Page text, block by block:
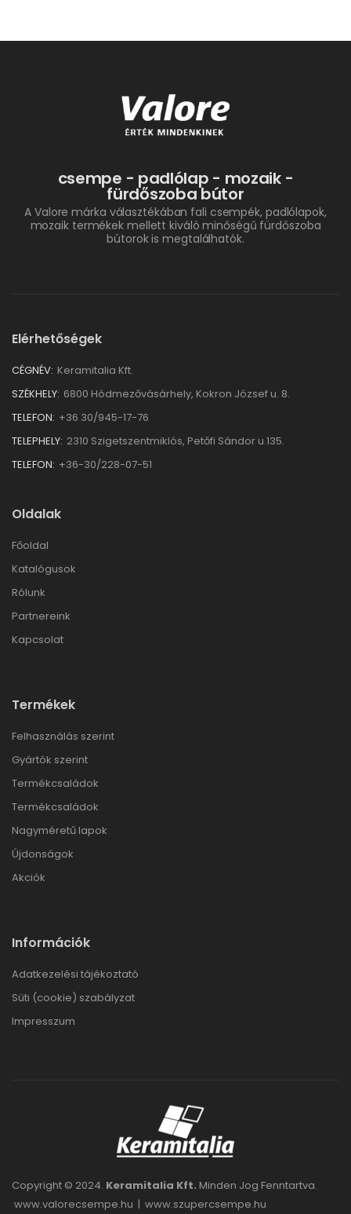
csempe - padlólap - mozaik -
fürdőszoba bútor
A Valore márka választékában fali csempék, padlólapok,
mozaik termékek mellett kiváló minőségű fürdőszoba
bútorok is megtalálhatók.
Elérhetőségek
CÉGNÉV: Keramitalia Kft.
SZÉKHELY: 6800 Hódmezővásárhely, Kokron József u. 8.
TELEFON: +36 30/945-17-76
TELEPHELY: 2310 Szigetszentmiklós, Petőfi Sándor u.135.
TELEFON: +36-30/228-07-51
Oldalak
Főoldal
Katalógusok
Rólunk
Partnereink
Kapcsolat
Termékek
Felhasználás szerint
Gyártók szerint
Termékcsaládok
Termékcsaládok
Nagyméretű lapok
Újdonságok
Akciók
Információk
Adatkezelési tájékoztató
Süti (cookie) szabályzat
Impresszum
Copyright © 2024. Keramitalia Kft. Minden Jog Fenntartva.
www.valorecsempe.hu | www.szupercsempe.hu